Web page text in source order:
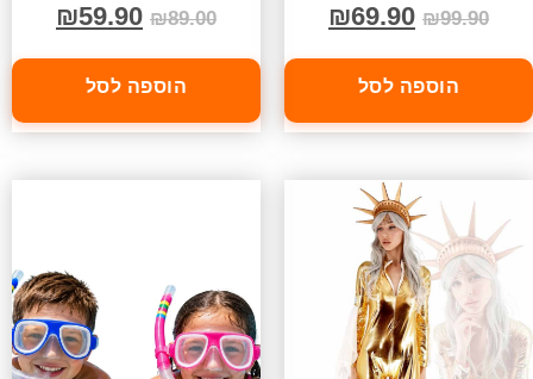
₪99.90
₪69.90
הוספה לסל
₪89.00
₪59.90
הוספה לסל